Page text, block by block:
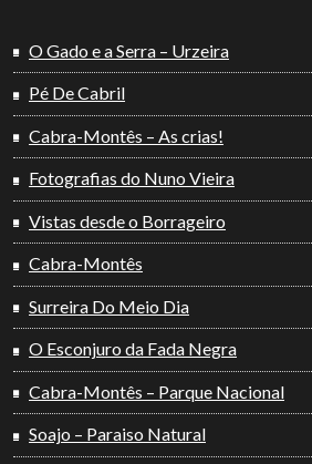
O Gado e a Serra – Urzeira
Pé De Cabril
Cabra-Montês – As crias!
Fotografias do Nuno Vieira
Vistas desde o Borrageiro
Cabra-Montês
Surreira Do Meio Dia
O Esconjuro da Fada Negra
Cabra-Montês – Parque Nacional
Soajo – Paraiso Natural